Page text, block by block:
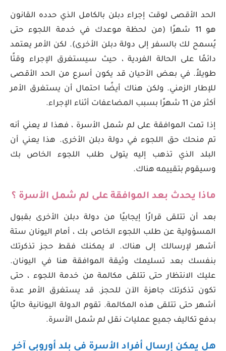
الحد الأقصى لوقت إجراء دبلن بالكامل الذي حدده القانون
هو 11 شهرًا (من لحظة موعدك في خدمة اللجوء حتى
يُسمح لك بالسفر إلى دولة دبلن الأخرى). لكن الأمر يعتمد
دائمًا على الحالة الفردية ، حيث سيستغرق الإجراء وقتًا
طويلاً. في بعض الأحيان قد يكون أسرع من الحد الأقصى
للإطار الزمني. ولكن هناك أيضًا احتمال أن يستغرق الأمر
أكثر من 11 شهرًا بسبب المضاعفات أثناء الإجراء.
إذا تمت الموافقة على لم شمل الأسرة ، فهذا لا يعني أنه
تم منحك حق اللجوء في دولة دبلن الأخرى. هذا يعني أن
البلد الذي تذهب إليه يتولى طلب اللجوء الخاص بك
وسيقوم بتقييمه هناك.
ماذا يحدث بعد الموافقة على لم شمل الأسرة ؟
بعد أن تتلقى قرارًا إيجابيًا من دولة دبلن الأخرى بقبول
المسؤولية عن طلب اللجوء الخاص بك ، أمام اليونان ستة
أشهر لإرسالك إلى هناك. لا يمكنك فقط حجز تذكرتك
بنفسك بعد تسليمك وثيقة الموافقة هنا في اليونان.
عليك الانتظار حتى تتلقى مكالمة من خدمة اللجوء ، حتى
تكون تذكرتك جاهزة الآن للحجز. قد يستغرق الأمر عدة
أشهر حتى تتلقى هذه المكالمة. تقوم الدولة اليونانية حاليًا
بدفع تكاليف جميع عمليات نقل لم شمل الأسرة.
هل يمكن إرسال أفراد الأسرة في بلد أوروبي آخر